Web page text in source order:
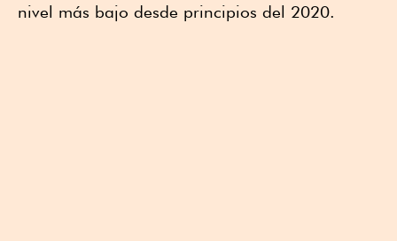
nivel más bajo desde principios del 2020.